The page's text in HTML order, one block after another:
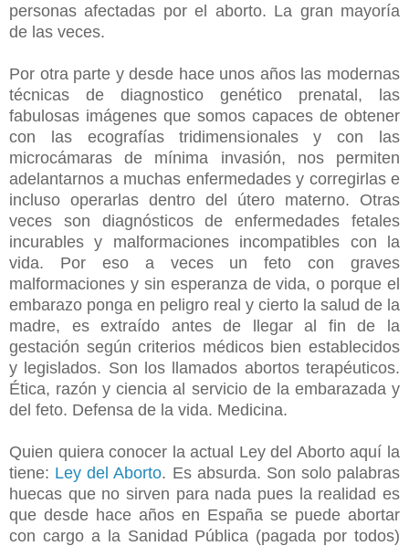
personas afectadas por el aborto. La gran mayoría
de las veces.
Por otra parte y desde hace unos años las modernas
técnicas de diagnostico genético prenatal, las
fabulosas imágenes que somos capaces de obtener
con las ecografías tridimensionales y con las
microcámaras de mínima invasión, nos permiten
adelantarnos a muchas enfermedades y corregirlas e
incluso operarlas dentro del útero materno. Otras
veces son diagnósticos de enfermedades fetales
incurables y malformaciones incompatibles con la
vida. Por eso a veces un feto con graves
malformaciones y sin esperanza de vida, o porque el
embarazo ponga en peligro real y cierto la salud de la
madre, es extraído antes de llegar al fin de la
gestación según criterios médicos bien establecidos
y legislados. Son los llamados abortos terapéuticos.
Ética, razón y ciencia al servicio de la embarazada y
del feto. Defensa de la vida. Medicina.
Quien quiera conocer la actual Ley del Aborto aquí la
tiene: Ley del Aborto. Es absurda. Son solo palabras
huecas que no sirven para nada pues la realidad es
que desde hace años en España se puede abortar
con cargo a la Sanidad Pública (pagada por todos)